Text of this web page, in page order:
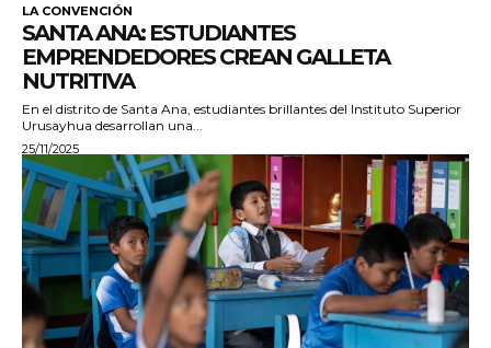
LA CONVENCIÓN
SANTA ANA: ESTUDIANTES
EMPRENDEDORES CREAN GALLETA
NUTRITIVA
En el distrito de Santa Ana, estudiantes brillantes del Instituto Superior
Urusayhua desarrollan una...
25/11/2025